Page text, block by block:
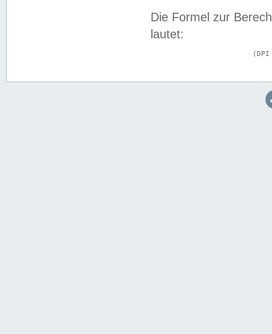
Die Formel zur
lautet: